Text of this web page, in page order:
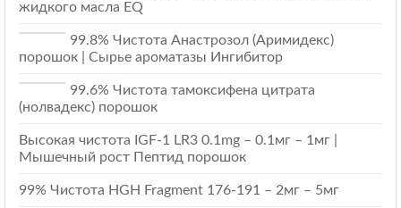
жидкого масла EQ
99.8% Чистота Анастрозол (Аримидекс)
порошок | Сырье ароматазы Ингибитор
99.6% Чистота тамоксифена цитрата
(нолвадекс) порошок
Высокая чистота IGF-1 LR3 0.1mg – 0.1мг – 1мг |
Мышечный рост Пептид порошок
99% Чистота HGH Fragment 176-191 – 2мг – 5мг